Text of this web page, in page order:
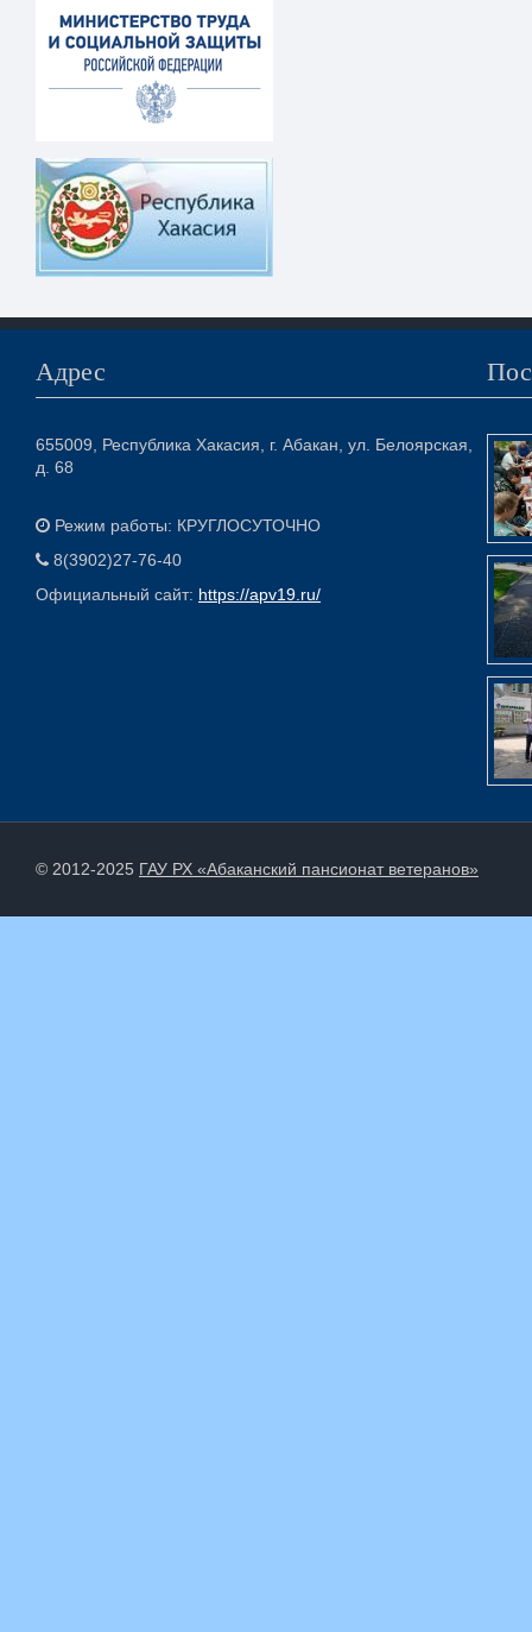
Адрес
655009, Республика Хакасия, г. Абакан, ул. Белоярская,
д. 68
Режим работы: КРУГЛОСУТОЧНО
8(3902)27-76-40
Официальный сайт: https://apv19.ru/
© 2012-2025 ГАУ РХ «Абаканский пансионат ветеранов»